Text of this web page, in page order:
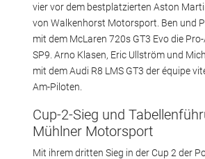
vier vor dem bestplatzierten Aston
von Walkenhorst Motorsport. Ben und
mit dem McLaren 720s GT3 Evo die
SP9. Arno Klasen, Eric Ullström und
mit dem Audi R8 LMS GT3 der équipe
Am-Piloten.
Cup-2-Sieg und
Mühlner Motorsport
Mit ihrem dritten Sieg in der Cup 2 der